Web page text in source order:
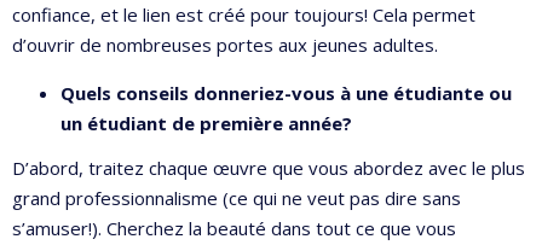
confiance, et le lien est créé pour toujours! Cela permet
d’ouvrir de nombreuses portes aux jeunes adultes.
Quels conseils donneriez-vous à une étudiante ou
un étudiant de première année?
D’abord, traitez chaque œuvre que vous abordez avec le plus
grand professionnalisme (ce qui ne veut pas dire sans
s’amuser!). Cherchez la beauté dans tout ce que vous